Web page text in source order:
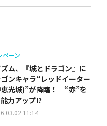
ペーン
ム、『城とドラゴン』に
ンキャラ“レッドイーター
恵光城)”が降臨！ “赤”を
力アップ!?
11:14